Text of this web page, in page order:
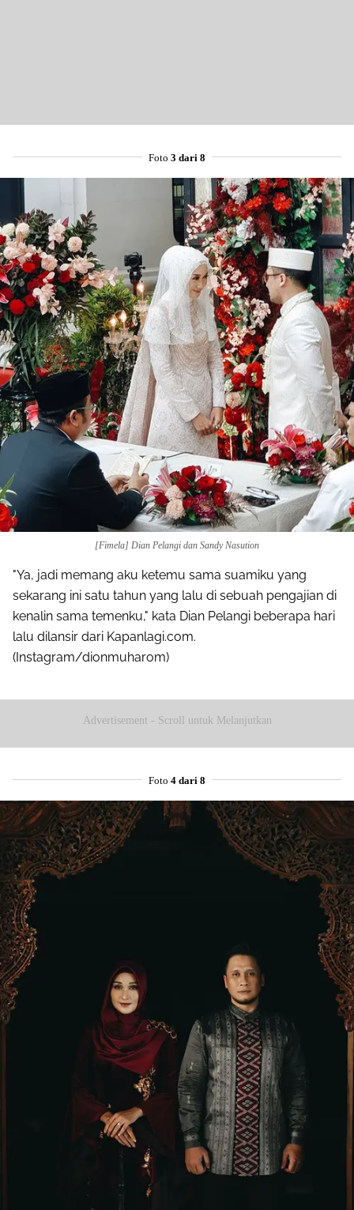
Foto 3 dari 8
[Fimela] Dian Pelangi dan Sandy Nasution
"Ya, jadi memang aku ketemu sama suamiku yang
sekarang ini satu tahun yang lalu di sebuah pengajian di
kenalin sama temenku," kata Dian Pelangi beberapa hari
lalu dilansir dari Kapanlagi.com.
(Instagram/dionmuharom)
Advertisement - Scroll untuk Melanjutkan
Foto 4 dari 8